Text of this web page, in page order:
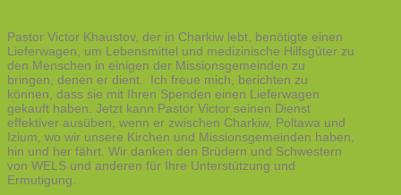
Pastor Victor Khaustov, der in Charkiw lebt, benötigte einen
Lieferwagen, um Lebensmittel und medizinische Hilfsgüter zu
den Menschen in einigen der Missionsgemeinden zu
bringen, denen er dient. Ich freue mich, berichten zu
können, dass sie mit Ihren Spenden einen Lieferwagen
gekauft haben. Jetzt kann Pastor Victor seinen Dienst
effektiver ausüben, wenn er zwischen Charkiw, Poltawa und
Izium, wo wir unsere Kirchen und Missionsgemeinden haben,
hin und her fährt. Wir danken den Brüdern und Schwestern
von WELS und anderen für Ihre Unterstützung und
Ermutigung.